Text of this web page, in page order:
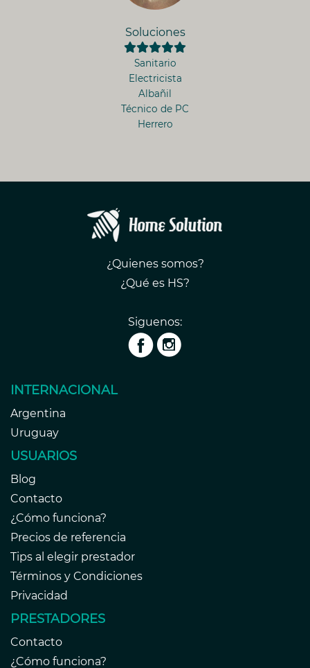
Soluciones
Sanitario
Electricista
Albañil
Técnico de PC
Herrero
¿Quienes somos?
¿Qué es HS?
Siguenos:
INTERNACIONAL
Argentina
Uruguay
USUARIOS
Blog
Contacto
¿Cómo funciona?
Precios de referencia
Tips al elegir prestador
Términos y Condiciones
Privacidad
PRESTADORES
Contacto
¿Cómo funciona?